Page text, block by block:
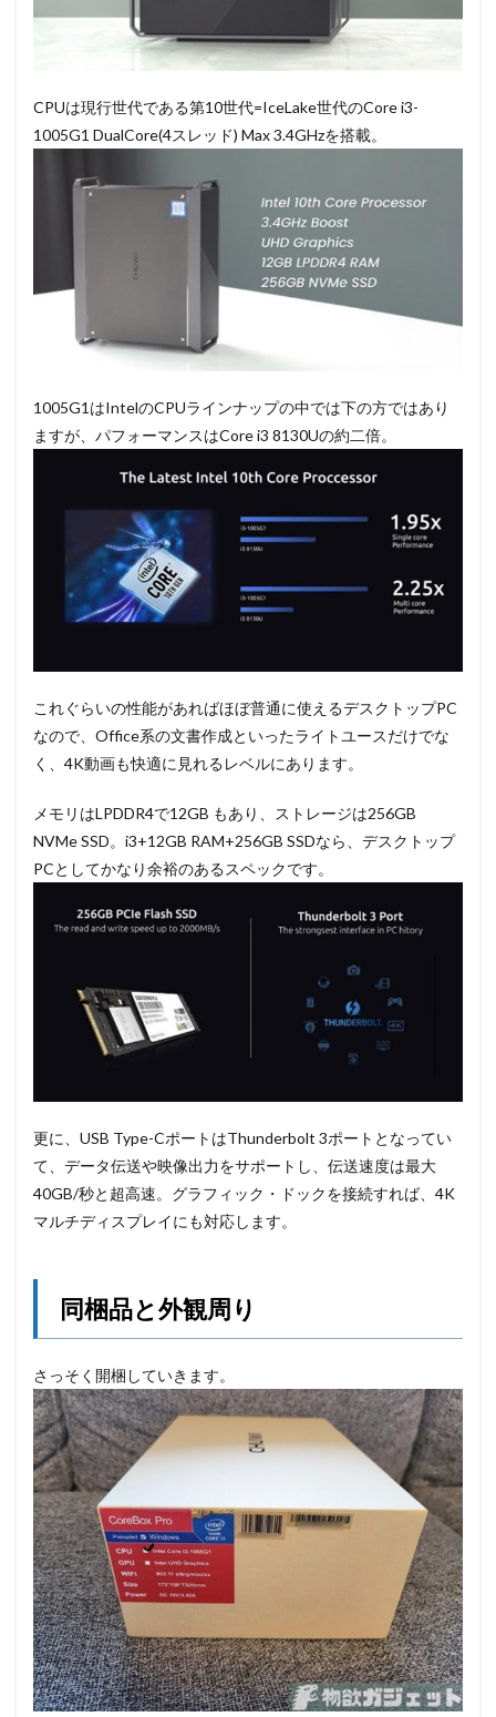
CPUは現行世代である第10世代=IceLake世代のCore i3-
1005G1 DualCore(4スレッド) Max 3.4GHzを搭載。
1005G1はIntelのCPUラインナップの中では下の方ではあり
ますが、パフォーマンスはCore i3 8130Uの約二倍。
これぐらいの性能があればほぼ普通に使えるデスクトップPC
なので、Office系の文書作成といったライトユースだけでな
く、4K動画も快適に見れるレベルにあります。
メモリはLPDDR4で12GB もあり、ストレージは256GB
NVMe SSD。i3+12GB RAM+256GB SSDなら、デスクトップ
PCとしてかなり余裕のあるスペックです。
更に、USB Type-CポートはThunderbolt 3ポートとなってい
て、データ伝送や映像出力をサポートし、伝送速度は最大
40GB/秒と超高速。グラフィック・ドックを接続すれば、4K
マルチディスプレイにも対応します。
同梱品と外観周り
さっそく開梱していきます。